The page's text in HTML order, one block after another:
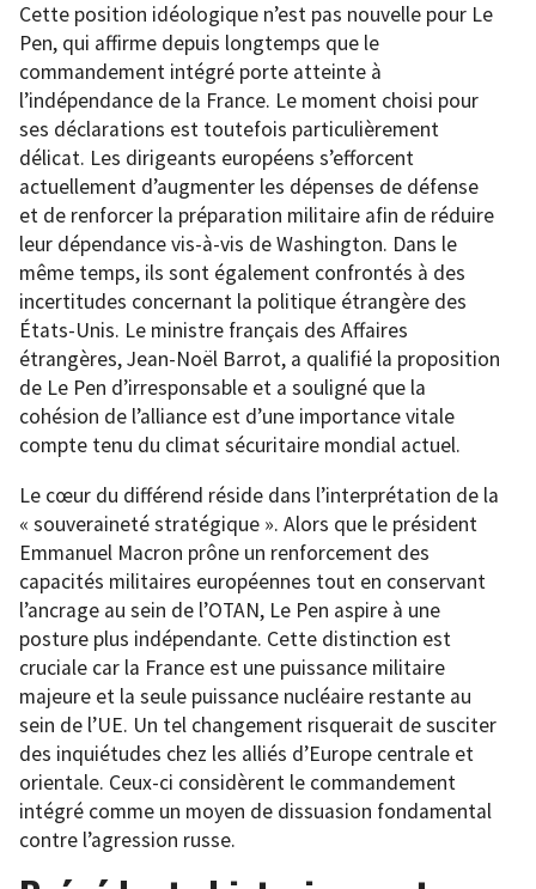
Cette position idéologique n’est pas nouvelle pour Le
Pen, qui affirme depuis longtemps que le
commandement intégré porte atteinte à
l’indépendance de la France. Le moment choisi pour
ses déclarations est toutefois particulièrement
délicat. Les dirigeants européens s’efforcent
actuellement d’augmenter les dépenses de défense
et de renforcer la préparation militaire afin de réduire
leur dépendance vis-à-vis de Washington. Dans le
même temps, ils sont également confrontés à des
incertitudes concernant la politique étrangère des
États-Unis. Le ministre français des Affaires
étrangères, Jean-Noël Barrot, a qualifié la proposition
de Le Pen d’irresponsable et a souligné que la
cohésion de l’alliance est d’une importance vitale
compte tenu du climat sécuritaire mondial actuel.
Le cœur du différend réside dans l’interprétation de la
« souveraineté stratégique ». Alors que le président
Emmanuel Macron prône un renforcement des
capacités militaires européennes tout en conservant
l’ancrage au sein de l’OTAN, Le Pen aspire à une
posture plus indépendante. Cette distinction est
cruciale car la France est une puissance militaire
majeure et la seule puissance nucléaire restante au
sein de l’UE. Un tel changement risquerait de susciter
des inquiétudes chez les alliés d’Europe centrale et
orientale. Ceux-ci considèrent le commandement
intégré comme un moyen de dissuasion fondamental
contre l’agression russe.